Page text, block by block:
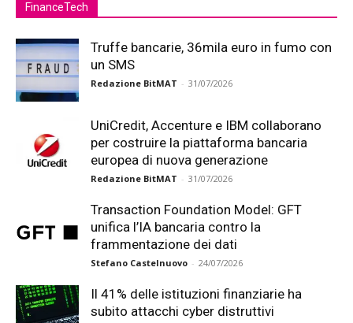
FinanceTech
Truffe bancarie, 36mila euro in fumo con
un SMS
Redazione BitMAT - 31/07/2026
UniCredit, Accenture e IBM collaborano
per costruire la piattaforma bancaria
europea di nuova generazione
Redazione BitMAT - 31/07/2026
Transaction Foundation Model: GFT
unifica l’IA bancaria contro la
frammentazione dei dati
Stefano Castelnuovo - 24/07/2026
Il 41% delle istituzioni finanziarie ha
subito attacchi cyber distruttivi